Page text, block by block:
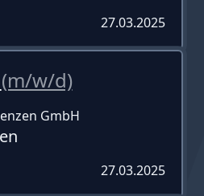
27.03.2025
(m/w/d)
GmbH
27.03.2025